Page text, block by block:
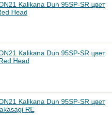
Kalikana Dun 95SP-SR цвет
Head
Kalikana Dun 95SP-SR цвет
Head
Kalikana Dun 95SP-SR цвет
RE